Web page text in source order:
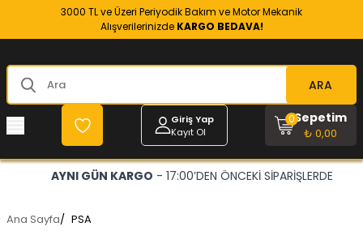
3000 TL ve Üzeri Periyodik Bakım ve Motor Mekanik
Alışverilerinizde KARGO BEDAVA!
ARA
Giriş Yap
Kayıt Ol
Sepetim
₺ 0,00
0
AYNI GÜN KARGO - 17:00’DEN ÖNCEKİ SİPARİŞLERDE
Ana Sayfa/ PSA